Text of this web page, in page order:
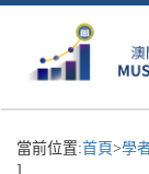
當前位置:首頁>學
]